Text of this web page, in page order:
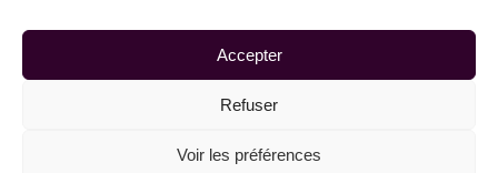
Accepter
Refuser
Voir les préférences
CGV
dangereux pour la santé.
CERTIFICATION HVE